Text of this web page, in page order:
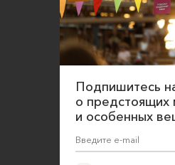
Подпишитесь
о предстоящих
и особенных